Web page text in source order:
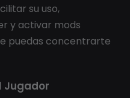
su uso,
y activar mods
puedas concentrarte
Jugador